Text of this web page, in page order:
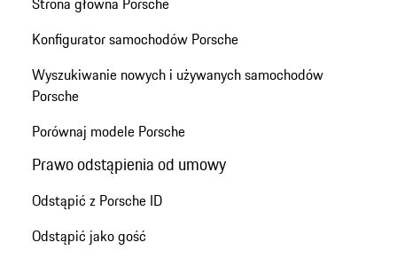
Konfigurator samochodów Porsche
Wyszukiwanie nowych i używanych samochodów
Porsche
Porównaj modele Porsche
Prawo odstąpienia od umowy
Odstąpić z Porsche ID
Odstąpić jako gość